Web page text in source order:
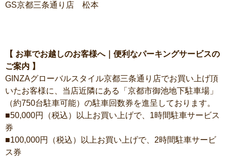
GS京都三条通り店 松本
【 お車でお越しのお客様へ｜便利なパーキングサービスの
ご案内 】
GINZAグローバルスタイル京都三条通り店でお買い上げ頂
いたお客様に、当店近隣にある「京都市御池地下駐車場」
（約750台駐車可能）の駐車回数券を進呈しております。
■50,000円（税込）以上お買い上げで、1時間駐車サービス
券
■100,000円（税込）以上お買い上げで、2時間駐車サービ
ス券